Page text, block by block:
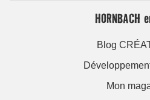
HORNBACH
Blog
Mon